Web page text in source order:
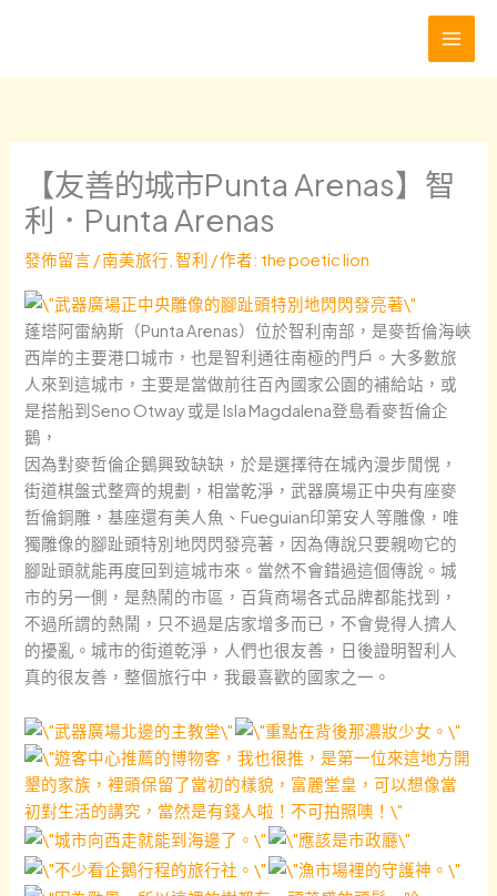
容
【友善的城市Punta Arenas】智
利．Punta Arenas
發佈留言 /南美旅行,智利 / 作者: the poetic lion
蓬塔阿雷納斯（Punta Arenas）位於智利南部，是麥哲倫海峽
西岸的主要港口城市，也是智利通往南極的門戶。大多數旅
人來到這城市，主要是當做前往百內國家公園的補給站，或
是搭船到Seno Otway 或是 Isla Magdalena登島看麥哲倫企
鵝，
因為對麥哲倫企鵝興致缺缺，於是選擇待在城內漫步閒愰，
街道棋盤式整齊的規劃，相當乾淨，武器廣場正中央有座麥
哲倫銅雕，基座還有美人魚、Fueguian印第安人等雕像，唯
獨雕像的腳趾頭特別地閃閃發亮著，因為傳說只要親吻它的
腳趾頭就能再度回到這城市來。當然不會錯過這個傳說。城
市的另一側，是熱鬧的市區，百貨商場各式品牌都能找到，
不過所謂的熱鬧，只不過是店家增多而已，不會覺得人擠人
的擾亂。城市的街道乾淨，人們也很友善，日後證明智利人
真的很友善，整個旅行中，我最喜歡的國家之一。